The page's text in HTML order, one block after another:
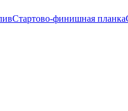
Стартово-финишная планка